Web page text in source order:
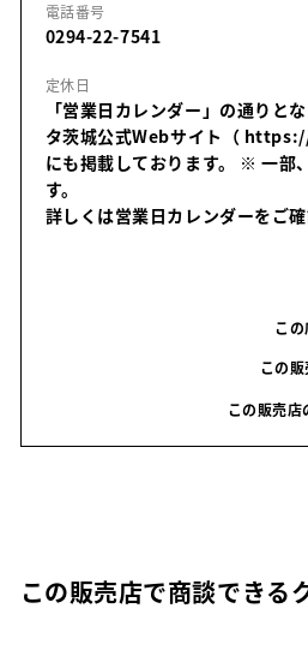
電話番号
0294-22-7541
定休日
「営業日カレンダー」の通りと
タ茨城公式Webサイト（
にも掲載しております。 ※ 一部
す。
詳しくは営業日カレンダーをご確
こ
この
この販売店
この販売店で商談できる